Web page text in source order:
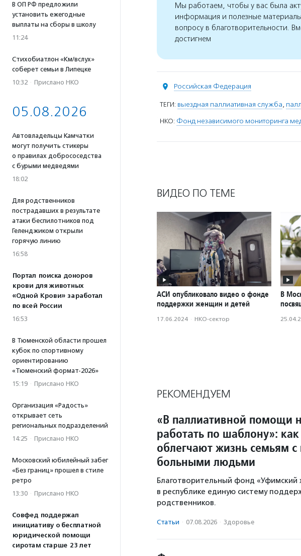
В ОП РФ предложили
установить ежегодные
выплаты на сборы в школу
11:24
Стихобиатлон «Км/вслух»
соберет семьи в Липецке
10:32 · Прислано НКО
05.08.2026
Автовладельцы Камчатки
могут получить стикеры
о правилах добрососедства
с бурыми медведями
18:02
Для родственников
пострадавших в результате
атаки беспилотников под
Геленджиком открыли
горячую линию
16:58
Портал поиска доноров
крови для животных
«Одной Крови» заработал
по всей России
16:53
В Тюменской области прошел
кубок по спортивному
ориентированию
«Тюменский формат-2026»
15:19 · Прислано НКО
Организация «Радость»
открывает сеть
региональных подразделений
14:25 · Прислано НКО
Московский юбилейный забег
«Без границ» прошел в стиле
ретро
13:30 · Прислано НКО
Совфед поддержал
инициативу о бесплатной
юридической помощи
сиротам старше 23 лет
Мы работаем, чтобы у вас была
информация и полезные
вопросу в благотворительности.
достигнем
Российская Федерация
ТЕГИ: выездная паллиативная служба,
НКО: Фонд независимого мониторинга
ВИДЕО ПО ТЕМЕ
АСИ опубликовало видео о фонде
поддержки женщин и детей
17.06.2024 · НКО-сектор
В
РЕКОМЕНДУЕМ
«В паллиативной помощи
работать по шаблону»:
облегчают жизнь семьям
больными людьми
Благотворительный фонд «Уфимский
в республике единую систему
родственников.
Статьи · 07.08.2026 · Здоровье